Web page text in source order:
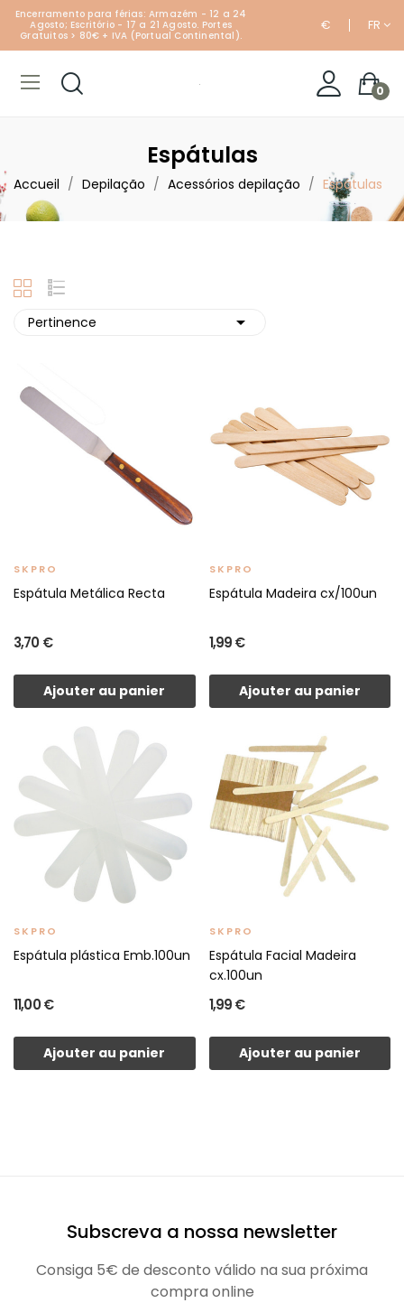
Encerramento para férias: Armazém - 12 a 24
Agosto; Escritório - 17 a 21 Agosto. Portes
Gratuitos > 80€ + IVA (Portual Continental).
€ FR
0
Espátulas
Accueil Depilação Acessórios depilação Espátulas
Pertinence 
SKPRO
Espátula Metálica Recta
3,70 €
Ajouter au panier
SKPRO
Espátula Madeira cx/100un
1,99 €
Ajouter au panier
SKPRO
Espátula plástica Emb.100un
11,00 €
Ajouter au panier
SKPRO
Espátula Facial Madeira
cx.100un
1,99 €
Ajouter au panier
Subscreva a nossa newsletter
Consiga 5€ de desconto válido na sua próxima
compra online